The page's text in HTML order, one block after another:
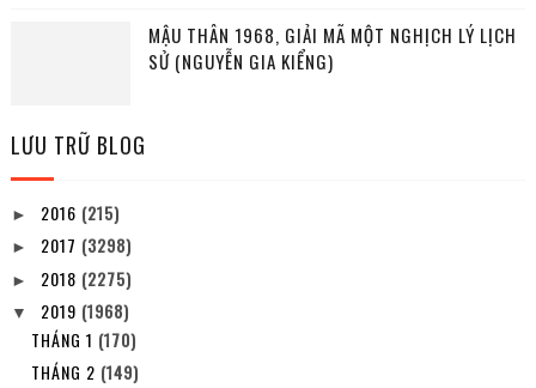
MẬU THÂN 1968, GIẢI MÃ MỘT NGHỊCH LÝ LỊCH
SỬ (NGUYỄN GIA KIỂNG)
LƯU TRỮ BLOG
► 2016 (215)
► 2017 (3298)
► 2018 (2275)
▼ 2019 (1968)
THÁNG 1 (170)
THÁNG 2 (149)